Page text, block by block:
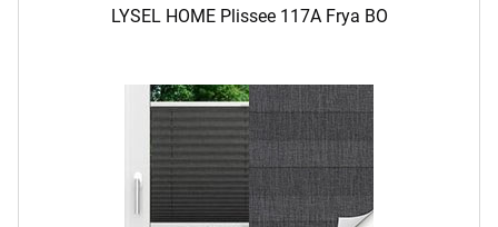
LYSEL HOME Plissee 117A Frya BO